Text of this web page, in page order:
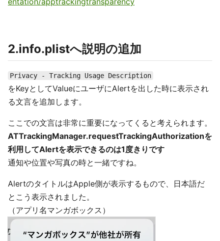
2.info.plistへ説明の追加
Privacy - Tracking Usage Description
をKeyとしてValueにユーザにAlertを出した時に表示され
る文言を追加します。
ここでの文言は非常に重要になってくると考えられます。
ATTrackingManager.requestTrackingAuthorizationを
利用してAlertを表示できるのは1度きりです
通知や位置や写真の時と一緒ですね。
AlertのタイトルはApple側が表示するもので、日本語だ
とこう表示されました。
（アプリ名マンガボックス）